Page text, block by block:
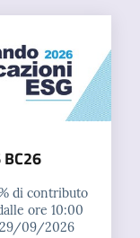
di contributo
ore 10:00
29/09/2026